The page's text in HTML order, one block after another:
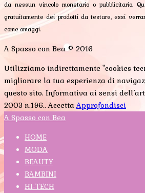
da nessun vincolo monetario o pubblicitario.
gratuitamente dei prodotti da testare, essi
come omaggi.
A Spasso con Bea © 2016
Utilizziamo indirettamente "cookies
migliorare la tua esperienza di
questo sito. Informativa ai sensi
2003 n.196..Accetta Approfondisci
A Spasso con Bea
HOME
MODA
BEAUTY
BAMBINI
HI-TECH